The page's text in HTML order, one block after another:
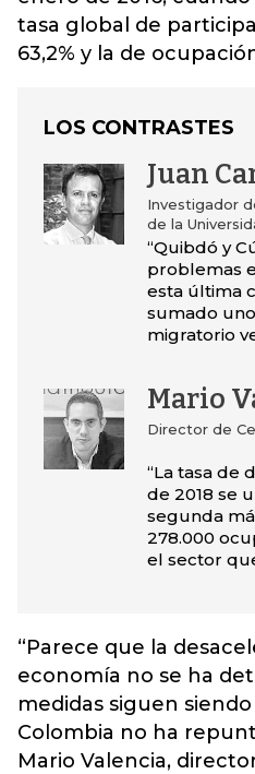
tasa global de
63,2% y la de
LOS CONTRASTES
Juan
Investigador
de la
“Quibdó y
problemas
esta última
sumado
migratorio
Mario
Director de
“La tasa de
de 2018 se
segunda
278.000
el sector
“Parece que la
economía no se ha
medidas siguen
Colombia no ha
Mario Valencia,